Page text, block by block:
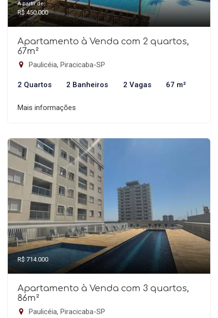
A partir de:
R$ 450.000
Apartamento à Venda com 2 quartos,
67m²
Paulicéia, Piracicaba-SP
2 Quartos 2 Banheiros 2 Vagas 67 m²
Mais informações
R$ 714.000
Apartamento à Venda com 3 quartos,
86m²
Paulicéia, Piracicaba-SP